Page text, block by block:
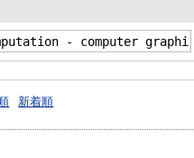
新着順